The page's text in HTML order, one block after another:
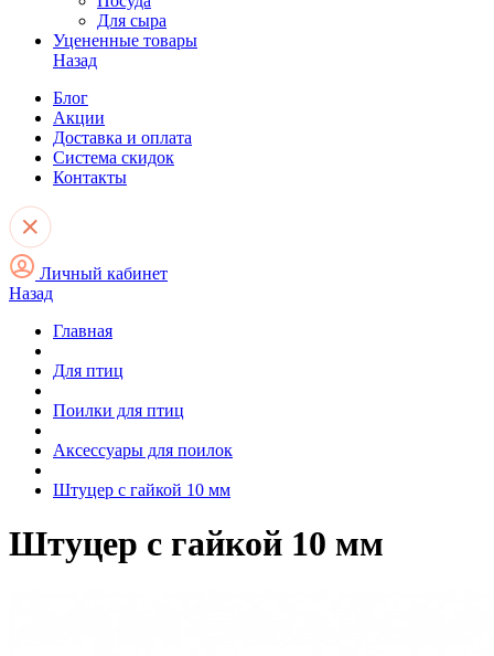
Для сыра
Уцененные товары
Назад
Блог
Акции
Доставка и оплата
Система скидок
Контакты
Личный кабинет
Назад
Главная
Для птиц
Поилки для птиц
Аксессуары для поилок
Штуцер с гайкой 10 мм
Штуцер с гайкой 10 мм